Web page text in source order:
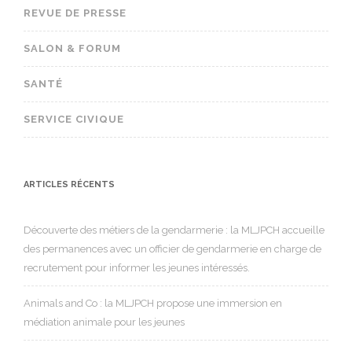
REVUE DE PRESSE
SALON & FORUM
SANTÉ
SERVICE CIVIQUE
ARTICLES RÉCENTS
Découverte des métiers de la gendarmerie : la MLJPCH accueille
des permanences avec un officier de gendarmerie en charge de
recrutement pour informer les jeunes intéressés.
Animals and Co : la MLJPCH propose une immersion en
médiation animale pour les jeunes